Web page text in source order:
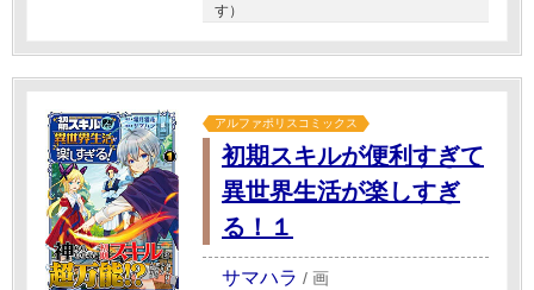
す）
アルファポリスコミックス
初期スキルが便利すぎて
異世界生活が楽しすぎ
る！１
サマハラ / 画